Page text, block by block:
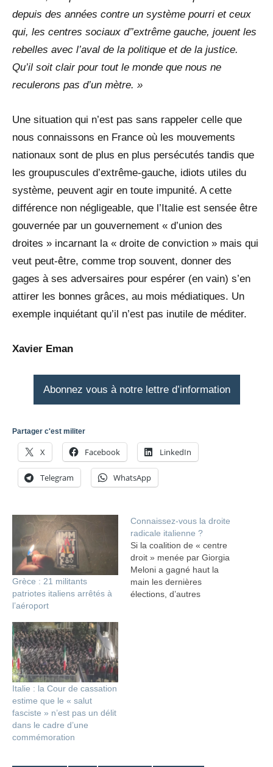
depuis des années contre un système pourri et ceux
qui, les centres sociaux d’’extrême gauche, jouent les
rebelles avec l’aval de la politique et de la justice.
Qu’il soit clair pour tout le monde que nous ne
reculerons pas d’un mètre. »
Une situation qui n’est pas sans rappeler celle que
nous connaissons en France où les mouvements
nationaux sont de plus en plus persécutés tandis que
les groupuscules d’extrême-gauche, idiots utiles du
système, peuvent agir en toute impunité. A cette
différence non négligeable, que l’Italie est sensée être
gouvernée par un gouvernement « d’union des
droites » incarnant la « droite de conviction » mais qui
veut peut-être, comme trop souvent, donner des
gages à ses adversaires pour espérer (en vain) s’en
attirer les bonnes grâces, au mois médiatiques. Un
exemple inquiétant qu’il n’est pas inutile de méditer.
Xavier Eman
Abonnez vous à notre lettre d’information
Partager c'est militer
X Facebook LinkedIn
Telegram WhatsApp
Grèce : 21 militants
patriotes italiens arrêtés à
l’aéroport
Connaissez-vous la droite
radicale italienne ?
Si la coalition de « centre
droit » menée par Giorgia
Meloni a gagné haut la
main les dernières
élections, d’autres
Italie : la Cour de cassation
estime que le « salut
fasciste » n’est pas un délit
dans le cadre d’une
commémoration